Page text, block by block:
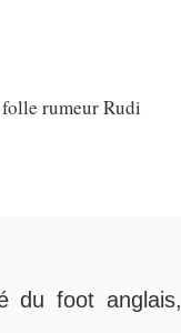
rumeur Rudi
du foot anglais,